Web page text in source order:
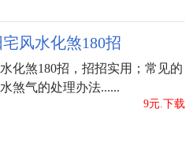
宅风水化煞180招
化煞180招，招招实用；常见的
煞气的处理办法......
9元.下载